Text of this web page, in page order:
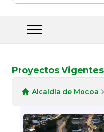
Proyectos Vigentes
Alcaldía de Mocoa